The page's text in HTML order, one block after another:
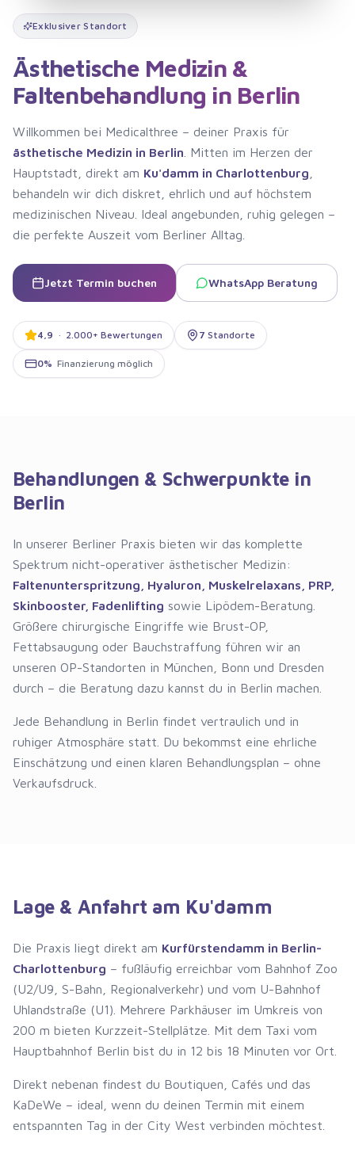
Exklusiver Standort
Ästhetische Medizin &
Faltenbehandlung in Berlin
Willkommen bei Medicalthree – deiner Praxis für
ästhetische Medizin in Berlin . Mitten im Herzen der
Hauptstadt, direkt am Ku'damm in Charlottenburg
behandeln wir dich diskret, ehrlich und auf höchstem
medizinischen Niveau. Ideal angebunden, ruhig gelegen –
die perfekte Auszeit vom Berliner Alltag.
Jetzt Termin buchen WhatsApp Beratung
4,9 · 2.000+ Bewertungen 7 Standorte
0% Finanzierung möglich
Behandlungen & Schwerpunkte in
Berlin
In unserer Berliner Praxis bieten wir das komplette
Spektrum nicht-operativer ästhetischer Medizin:
Faltenunterspritzung, Hyaluron, Muskelrelaxans, PRP,
Skinbooster, Fadenlifting sowie Lipödem-Beratung.
Größere chirurgische Eingriffe wie Brust-OP,
Fettabsaugung oder Bauchstraffung führen wir an
unseren OP-Standorten in München, Bonn und Dresden
durch – die Beratung dazu kannst du in Berlin machen.
Jede Behandlung in Berlin findet vertraulich und in
ruhiger Atmosphäre statt. Du bekommst eine ehrliche
Einschätzung und einen klaren Behandlungsplan – ohne
Verkaufsdruck.
Lage & Anfahrt am Ku'damm
Die Praxis liegt direkt am Kurfürstendamm in Berlin-
Charlottenburg – fußläufig erreichbar vom Bahnhof Zoo
(U2/U9, S-Bahn, Regionalverkehr) und vom U-Bahnhof
Uhlandstraße (U1). Mehrere Parkhäuser im Umkreis von
200 m bieten Kurzzeit-Stellplätze. Mit dem Taxi vom
Hauptbahnhof Berlin bist du in 12 bis 18 Minuten vor Ort.
Direkt nebenan findest du Boutiquen, Cafés und das
KaDeWe – ideal, wenn du deinen Termin mit einem
entspannten Tag in der City West verbinden möchtest.